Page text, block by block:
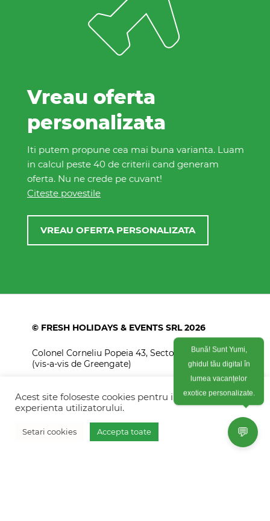
Vreau oferta
personalizata
Iti putem propune cea mai buna varianta. Luam
in calcul peste 40 de criterii cand generam
oferta. Nu ne crede pe cuvant!
Citeste povestile
VREAU OFERTA PERSONALIZATA
© FRESH HOLIDAYS & EVENTS SRL 2026
Colonel Corneliu Popeia 43, Sector 5, Bucuresti
(vis-a-vis de Greengate)
+40770 574 088
info@freshholidays.ro
Acest site foloseste cookies pentru imbunatati
experienta utilizatorului.
Setari cookies Accepta toate 💬
Bună! Sunt Yumi,
ghidul tău digital în
lumea vacanțelor
exotice personalizate.